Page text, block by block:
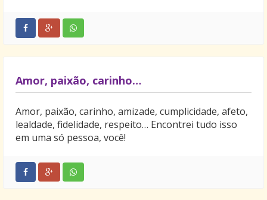
Amor, paixão, carinho…
Amor, paixão, carinho, amizade, cumplicidade, afeto,
lealdade, fidelidade, respeito… Encontrei tudo isso
em uma só pessoa, você!